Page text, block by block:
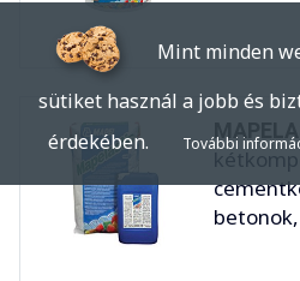
Mint minden
sütiket használ a jobb és
érdekében.
További